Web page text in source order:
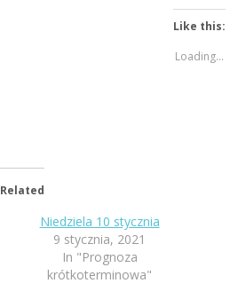
Like this:
Loading...
Related
Niedziela 10 stycznia
9 stycznia, 2021
In "Prognoza
krótkoterminowa"